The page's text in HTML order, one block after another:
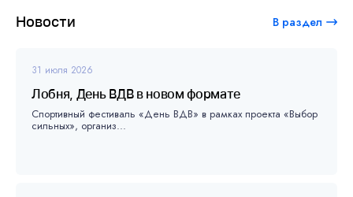
Новости В раздел
31 июля 2026
Лобня, День ВДВ в новом формате
Спортивный фестиваль «День ВДВ» в рамках проекта «Выбор
сильных», организ...